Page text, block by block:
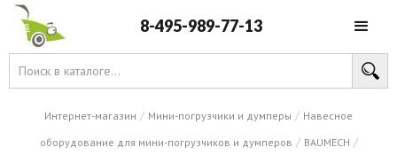
8-495-989-77-13
Интернет-магазин / Мини-погрузчики и думперы / Навесное
оборудование для мини-погрузчиков и думперов / BAUMECH /